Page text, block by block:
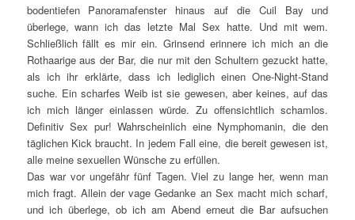
bodentiefen Panoramafenster hinaus auf die Cuil Bay und
überlege, wann ich das letzte Mal Sex hatte. Und mit wem.
Schließlich fällt es mir ein. Grinsend erinnere ich mich an die
Rothaarige aus der Bar, die nur mit den Schultern gezuckt hatte,
als ich ihr erklärte, dass ich lediglich einen One-Night-Stand
suche. Ein scharfes Weib ist sie gewesen, aber keines, auf das
ich mich länger einlassen würde. Zu offensichtlich schamlos.
Definitiv Sex pur! Wahrscheinlich eine Nymphomanin, die den
täglichen Kick braucht. In jedem Fall eine, die bereit gewesen ist,
alle meine sexuellen Wünsche zu erfüllen.
Das war vor ungefähr fünf Tagen. Viel zu lange her, wenn man
mich fragt. Allein der vage Gedanke an Sex macht mich scharf,
und ich überlege, ob ich am Abend erneut die Bar aufsuchen